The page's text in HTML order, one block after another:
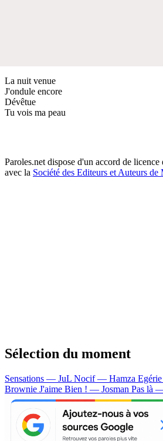
La nuit venue
J'ondule encore
Dévêtue
Tu vois ma peau
Paroles.net dispose d'un accord de licence
avec la Société des Editeurs et Auteurs de
Sélection du moment
Sensations — JuL Nocif — Hamza
Brownie J'aime Bien ! — Josman Pas là